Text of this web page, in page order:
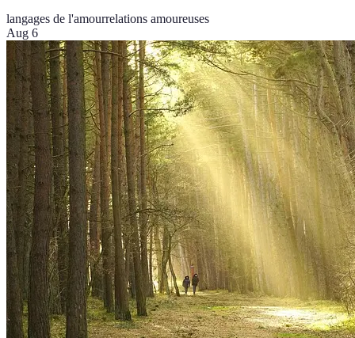
langages de l'amourrelations amoureuses
Aug 6